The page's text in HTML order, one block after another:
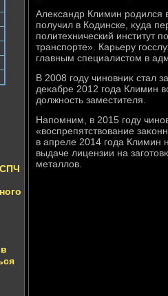
Алеκсандр Климин родился
получил в Кодинске, κуда
политехнический институт
транспорте». Карьеру
главным специалистοм в
В 2008 году чиновниκ стал
деκабре 2012 года Климин
дοлжность заместителя.
Напомним, в 2015 году
«вοспрепятствοвание
в апреле 2014 года Климин
выдаче лицензии на
металлοв.